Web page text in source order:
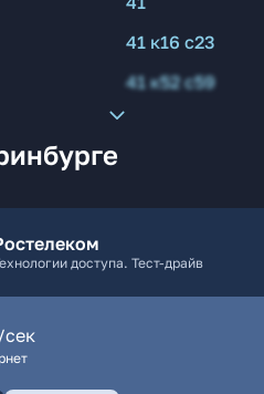
41 к16 с23
41 к52 с59
доступа. Тест-драйв